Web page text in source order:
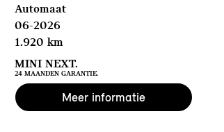
Automaat
06-2026
1.920 km
MINI NEXT.
24 MAANDEN GARANTIE.
Meer informatie